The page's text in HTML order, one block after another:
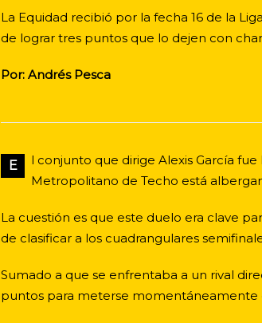
La Equidad recibió por la fecha 16 de la
de lograr tres puntos que lo dejen con
Por: Andrés Pesca
E
l conjunto que dirige Alexis García
Metropolitano de Techo está
La cuestión es que este duelo era clave
de clasificar a los cuadrangulares
Sumado a que se enfrentaba a un rival
puntos para meterse momentáneamente